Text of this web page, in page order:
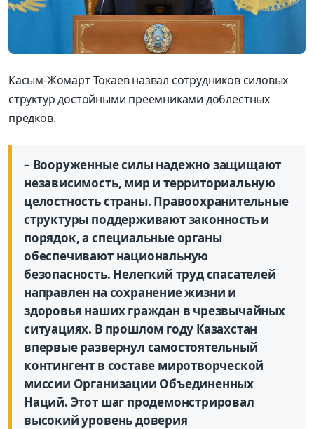
Касым-Жомарт Токаев назвал сотрудников силовых
структур достойными преемниками доблестных
предков.
– Вооруженные силы надежно защищают
независимость, мир и территориальную
целостность страны. Правоохранительные
структуры поддерживают законность и
порядок, а специальные органы
обеспечивают национальную
безопасность. Нелегкий труд спасателей
направлен на сохранение жизни и
здоровья наших граждан в чрезвычайных
ситуациях. В прошлом году Казахстан
впервые развернул самостоятельный
контингент в составе миротворческой
миссии Организации Объединенных
Наций. Этот шаг продемонстрировал
высокий уровень доверия